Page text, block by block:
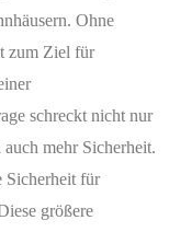
Ohne
zum Ziel für
schreckt nicht nur
mehr Sicherheit.
Sicherheit für
größere